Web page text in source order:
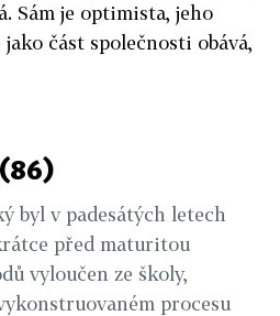
Sám je optimista, jeho
část společnosti obává,
byl v padesátých letech
před maturitou
vyloučen ze školy,
procesu